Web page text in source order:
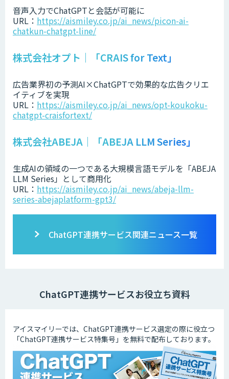
音声入力でChatGPTと会話が可能に
URL： https://aismiley.co.jp/ai_news/picon-ai-
chatkun-chatgpt-line/
株式会社オプト｜「CRAIS for Text」
広告業界初の予測AI×ChatGPTで効果的な広告クリエ
イティブを実現
URL： https://aismiley.co.jp/ai_news/opt-koukoku-
chatgpt-craisfortext/
株式会社ABEJA｜「ABEJA LLM Series」
生成AIの領域の一つである大規模言語モデルを「ABEJA
LLM Series」として商用化
URL： https://aismiley.co.jp/ai_news/abeja-llm-
series-abejaplatform-gpt3/
ChatGPT連携サービス関連ニュース一覧
ChatGPT連携サービスお役立ち資料
アイスマイリーでは、ChatGPT連携サービス選定の際に役立つ
「ChatGPT連携サービス特集号」を無料で配布しております。